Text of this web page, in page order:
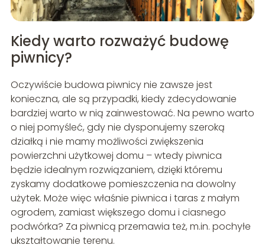
Kiedy warto rozważyć budowę
piwnicy?
Oczywiście budowa piwnicy nie zawsze jest
konieczna, ale są przypadki, kiedy zdecydowanie
bardziej warto w nią zainwestować. Na pewno warto
o niej pomyśleć, gdy nie dysponujemy szeroką
działką i nie mamy możliwości zwiększenia
powierzchni użytkowej domu – wtedy piwnica
będzie idealnym rozwiązaniem, dzięki któremu
zyskamy dodatkowe pomieszczenia na dowolny
użytek. Może więc właśnie piwnica i taras z małym
ogrodem, zamiast większego domu i ciasnego
podwórka? Za piwnicą przemawia też, m.in. pochyłe
ukształtowanie terenu.